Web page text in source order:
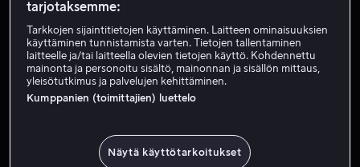
tarjotaksemme:
Tarkkojen sijaintitietojen käyttäminen. Laitteen ominaisuuksien
käyttäminen tunnistamista varten. Tietojen tallentaminen
laitteelle ja/tai laitteella olevien tietojen käyttö. Kohdennettu
mainonta ja personoitu sisältö, mainonnan ja sisällön mittaus,
yleisötutkimus ja palvelujen kehittäminen.
Kumppanien (toimittajien) luettelo
Näytä käyttötarkoitukset